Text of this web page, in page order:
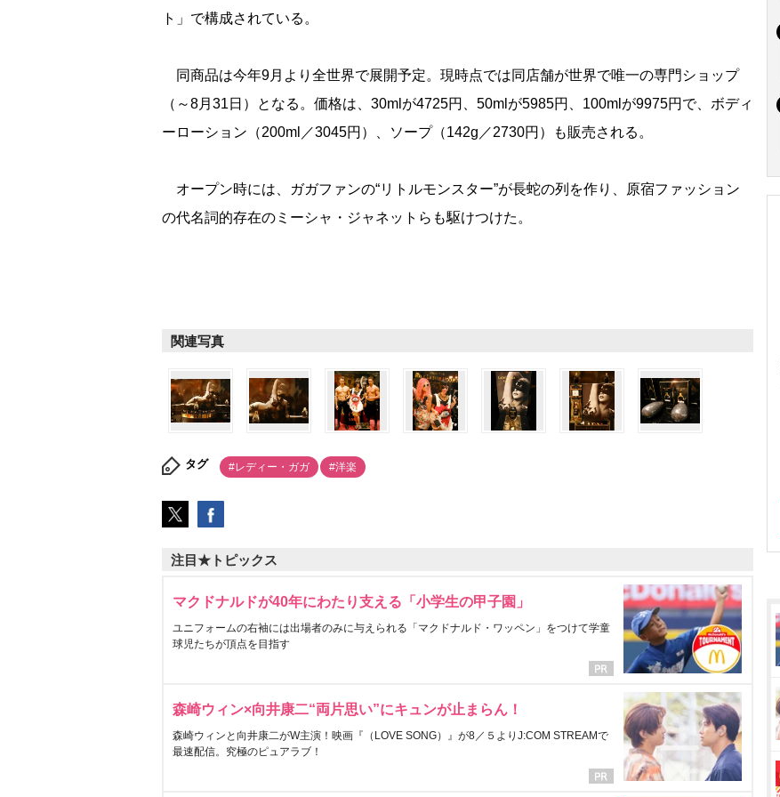
ト」で構成されている。
同商品は今年9月より全世界で展開予定。現時点では同店舗が世界で唯一の専門ショップ
（～8月31日）となる。価格は、30mlが4725円、50mlが5985円、100mlが9975円で、ボディ
ーローション（200ml／3045円）、ソープ（142g／2730円）も販売される。
オープン時には、ガガファンの“リトルモンスター”が長蛇の列を作り、原宿ファッション
の代名詞的存在のミーシャ・ジャネットらも駆けつけた。
関連写真
タグ #レディー・ガガ #洋楽
注目★トピックス
マクドナルドが40年にわたり支える「小学生の甲子園」
ユニフォームの右袖には出場者のみに与えられる「マクドナルド・ワッペン」をつけて学童
球児たちが頂点を目指す
森崎ウィン×向井康二“両片思い”にキュンが止まらん！
森崎ウィンと向井康二がW主演！映画『（LOVE SONG）』が8／５よりJ:COM STREAMで
最速配信。究極のピュアラブ！